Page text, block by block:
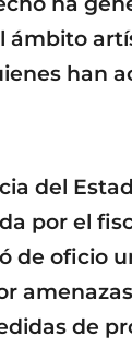
ámbito
han
del
por el
de oficio
de